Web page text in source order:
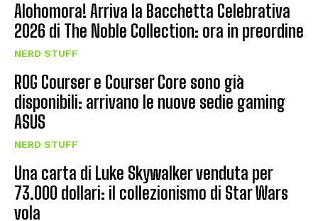
Alohomora! Arriva la Bacchetta Celebrativa
2026 di The Noble Collection: ora in preordine
NERD STUFF
ROG Courser e Courser Core sono già
disponibili: arrivano le nuove sedie gaming
ASUS
NERD STUFF
Una carta di Luke Skywalker venduta per
73.000 dollari: il collezionismo di Star Wars
vola